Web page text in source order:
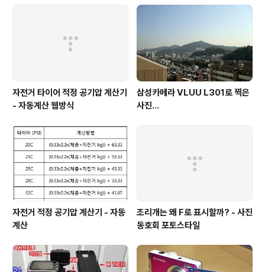
"관계자"는 누굴까... 친구? 지인? 웹마스터? 누구냐 넌...
자전거 타이어 적정 공기압 계산기
- 자동계산 웹방식
삼성카메라 VLUU L301로 찍은
사진...
자전거 적정 공기압 계산기 - 자동
계산
조리개는 왜 F로 표시할까? - 사진
동호회 포토스타일